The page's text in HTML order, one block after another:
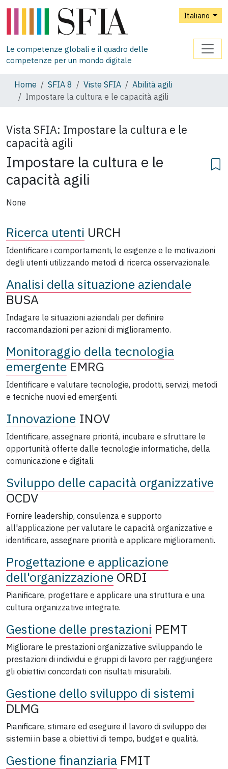
Italiano
Le competenze globali e il quadro delle
competenze per un mondo digitale
Home SFIA 8 Viste SFIA
Abilità agili
Impostare la cultura e le capacità agili
Vista SFIA: Impostare la cultura e le
capacità agili
Impostare la cultura e le
capacità agili
None
Ricerca utenti URCH
Identificare i comportamenti, le esigenze e le motivazioni
degli utenti utilizzando metodi di ricerca osservazionale.
Analisi della situazione aziendale
BUSA
Indagare le situazioni aziendali per definire
raccomandazioni per azioni di miglioramento.
Monitoraggio della tecnologia
emergente EMRG
Identificare e valutare tecnologie, prodotti, servizi, metodi
e tecniche nuovi ed emergenti.
Innovazione INOV
Identificare, assegnare priorità, incubare e sfruttare le
opportunità offerte dalle tecnologie informatiche, della
comunicazione e digitali.
Sviluppo delle capacità organizzative
OCDV
Fornire leadership, consulenza e supporto
all'applicazione per valutare le capacità organizzative e
identificare, assegnare priorità e applicare miglioramenti.
Progettazione e applicazione
dell'organizzazione ORDI
Pianificare, progettare e applicare una struttura e una
cultura organizzative integrate.
Gestione delle prestazioni PEMT
Migliorare le prestazioni organizzative sviluppando le
prestazioni di individui e gruppi di lavoro per raggiungere
gli obiettivi concordati con risultati misurabili.
Gestione dello sviluppo di sistemi
DLMG
Pianificare, stimare ed eseguire il lavoro di sviluppo dei
sistemi in base a obiettivi di tempo, budget e qualità.
Gestione finanziaria FMIT